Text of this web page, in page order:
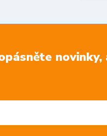
novinky,